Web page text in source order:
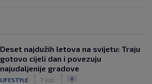
Deset najdužih letova na svijetu: Traju
gotovo cijeli dan i povezuju
najudaljenije gradove
LIFESTYLE 7. kol. 0